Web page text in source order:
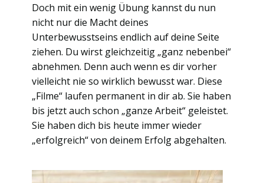
Doch mit ein wenig Übung kannst du nun
nicht nur die Macht deines
Unterbewusstseins endlich auf deine Seite
ziehen. Du wirst gleichzeitig „ganz nebenbei“
abnehmen. Denn auch wenn es dir vorher
vielleicht nie so wirklich bewusst war. Diese
„Filme“ laufen permanent in dir ab. Sie haben
bis jetzt auch schon „ganze Arbeit“ geleistet.
Sie haben dich bis heute immer wieder
„erfolgreich“ von deinem Erfolg abgehalten.